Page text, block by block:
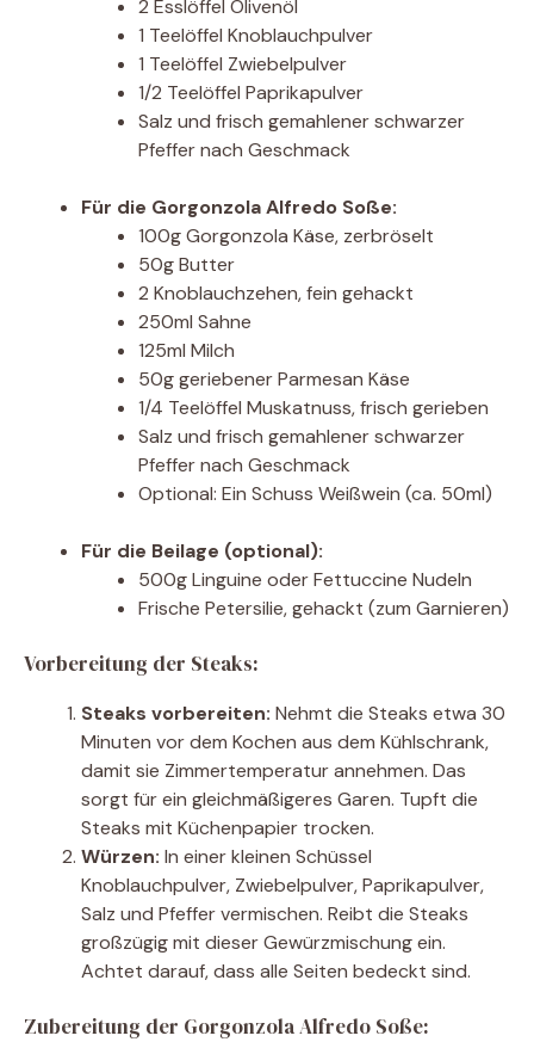
2 Esslöffel Olivenöl
1 Teelöffel Knoblauchpulver
1 Teelöffel Zwiebelpulver
1/2 Teelöffel Paprikapulver
Salz und frisch gemahlener schwarzer
Pfeffer nach Geschmack
Für die Gorgonzola Alfredo Soße:
100g Gorgonzola Käse, zerbröselt
50g Butter
2 Knoblauchzehen, fein gehackt
250ml Sahne
125ml Milch
50g geriebener Parmesan Käse
1/4 Teelöffel Muskatnuss, frisch gerieben
Salz und frisch gemahlener schwarzer
Pfeffer nach Geschmack
Optional: Ein Schuss Weißwein (ca. 50ml)
Für die Beilage (optional):
500g Linguine oder Fettuccine Nudeln
Frische Petersilie, gehackt (zum Garnieren)
Vorbereitung der Steaks:
Steaks vorbereiten: Nehmt die Steaks etwa 30
Minuten vor dem Kochen aus dem Kühlschrank,
damit sie Zimmertemperatur annehmen. Das
sorgt für ein gleichmäßigeres Garen. Tupft die
Steaks mit Küchenpapier trocken.
Würzen: In einer kleinen Schüssel
Knoblauchpulver, Zwiebelpulver, Paprikapulver,
Salz und Pfeffer vermischen. Reibt die Steaks
großzügig mit dieser Gewürzmischung ein.
Achtet darauf, dass alle Seiten bedeckt sind.
Zubereitung der Gorgonzola Alfredo Soße: